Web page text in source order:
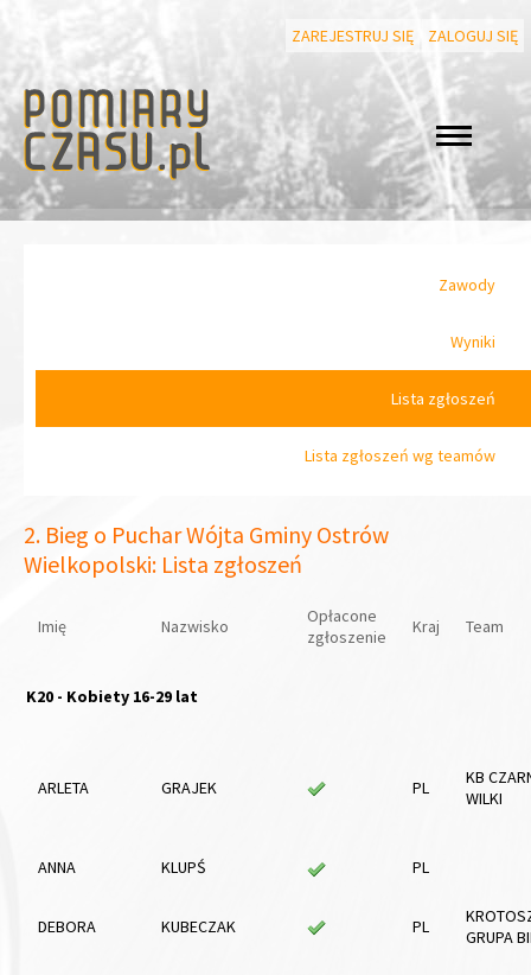
ZAREJESTRUJ SIĘ ZALOGUJ SIĘ
Zawody
Wyniki
Lista zgłoszeń
Lista zgłoszeń wg teamów
2. Bieg o Puchar Wójta Gminy Ostrów
Wielkopolski: Lista zgłoszeń
Imię Nazwisko
Opłacone
zgłoszenie
Kraj Team
K20 - Kobiety 16-29 lat
ARLETA GRAJEK PL
KB
WILKI
ANNA KLUPŚ PL
DEBORA KUBECZAK PL
GRUPA